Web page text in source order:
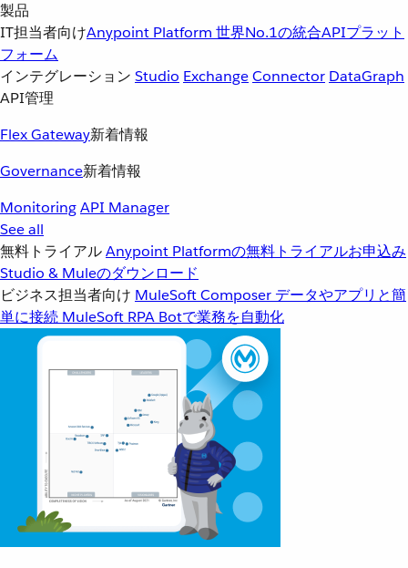
製品
IT担当者向けAnypoint Platform 世界No.1の統合APIプラット
フォーム
インテグレーション Studio ExchangeConnector DataGraph
API管理
Flex Gateway新着情報
Governance新着情報
MonitoringAPI Manager
See all
無料トライアルAnypoint Platformの無料トライアルお申込み
Studio & Muleのダウンロード
ビジネス担当者向け MuleSoft Composer データやアプリと簡
単に接続 MuleSoft RPA Botで業務を自動化